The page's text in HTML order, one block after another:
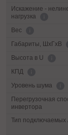
Искажение -
нагрузка
Вес
Габариты, ШхГхВ
Высота в U
КПД
Уровень шума
Перегрузочная
инвертора
Тип подключаемых